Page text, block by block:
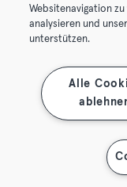
Algemene
Membership
Websitenavigation
analysieren und
unterstützen.
Alle